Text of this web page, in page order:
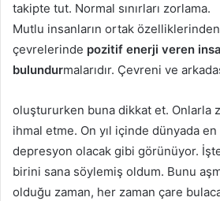
takipte tut. Normal sınırları zorlama.
Mutlu insanların ortak
çevrelerinde pozitif enerji veren
bulundurmalarıdır. Çevreni ve
oluştururken buna dikkat et. Onlarla
ihmal etme. On yıl içinde dünyada en
depresyon olacak gibi görünüyor.
birini sana söylemiş oldum. Bunu
olduğu zaman, her zaman çare